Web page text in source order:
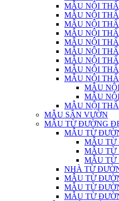
MẪU NỘI
MẪU NỘI
MẪU NỘI
MẪU NỘI
MẪU NỘI
MẪU NỘI
MẪU NỘI
MẪU NỘI
MẪU NỘI
MẪU
MẪU
MẪU NỘI
MẪU SÂN VƯỜN
MẪU TỪ ĐƯỜNG
MẪU TỪ
MẪU TỪ
MẪU TỪ
MẪU TỪ
NHÀ TỪ
MẪU TỪ
MẪU TỪ
MẪU TỪ